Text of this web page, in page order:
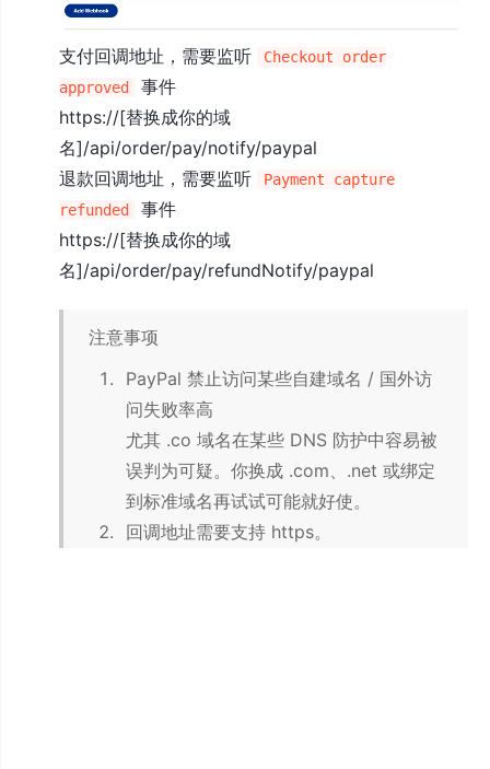
支付回调地址，需要监听
Checkout order
approved
事件
https://[替换成你的域
名]/api/order/pay/notify/paypal
退款回调地址，需要监听
Payment capture
refunded
事件
https://[替换成你的域
名]/api/order/pay/refundNotify/paypal
注意事项
PayPal 禁止访问某些自建域名 / 国外访
问失败率高
尤其 .co 域名在某些 DNS 防护中容易被
误判为可疑。你换成 .com、.net 或绑定
到标准域名再试试可能就好使。
回调地址需要支持 https。